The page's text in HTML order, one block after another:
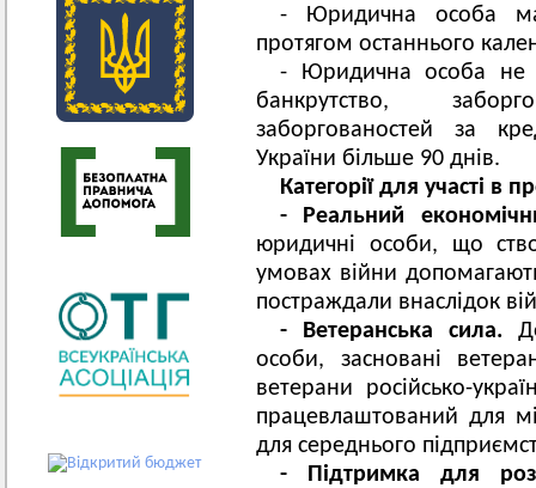
- Юридична особа має
протягом останнього
- Юридична особа не
банкрутство,
заборгованостей за
України більше 90 днів.
Категорії для участі в
- Реальний
юридичні особи, що
умовах війни
постраждали внаслідок
- Ветеранська сила.
особи, засновані
ветерани російсько-
працевлаштований для
для середнього
- Підтримка для